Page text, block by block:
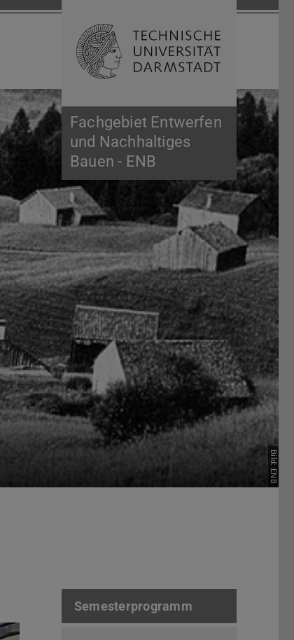
Fachgebiet Entwerfen
und Nachhaltiges
Bauen - ENB
Suche öffnen
Bild: ENB
Semesterprogramm